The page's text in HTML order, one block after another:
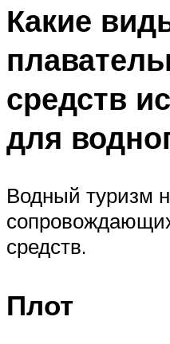
Какие
средств
для
Водный туризм
средств.
Плот